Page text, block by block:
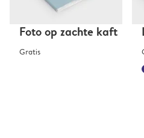
Foto op zachte kaft
Gratis